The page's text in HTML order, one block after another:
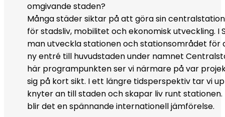
omgivande staden?
Många städer siktar på att göra sin
för stadsliv, mobilitet och ekonomisk utveckling. I
man utveckla stationen och stationsområdet för
ny entré till huvudstaden under namnet
här programpunkten ser vi närmare på var
sig på kort sikt. I ett längre tidsperspektiv tar vi
knyter an till staden och skapar liv runt stationen.
blir det en spännande internationell jämförelse.